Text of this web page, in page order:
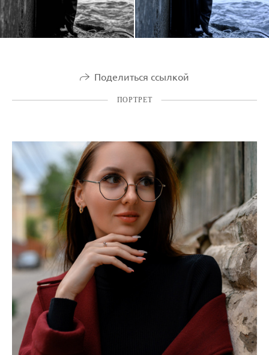
Поделиться ссылкой
ПОРТРЕТ